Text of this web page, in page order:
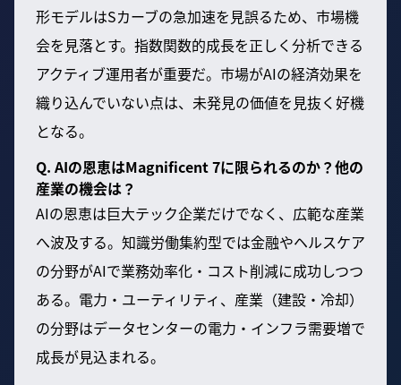
形モデルはSカーブの急加速を見誤るため、市場機
会を見落とす。指数関数的成長を正しく分析できる
アクティブ運用者が重要だ。市場がAIの経済効果を
織り込んでいない点は、未発見の価値を見抜く好機
となる。
Q. AIの恩恵はMagnificent 7に限られるのか？他の
産業の機会は？
AIの恩恵は巨大テック企業だけでなく、広範な産業
へ波及する。知識労働集約型では金融やヘルスケア
の分野がAIで業務効率化・コスト削減に成功しつつ
ある。電力・ユーティリティ、産業（建設・冷却）
の分野はデータセンターの電力・インフラ需要増で
成長が見込まれる。